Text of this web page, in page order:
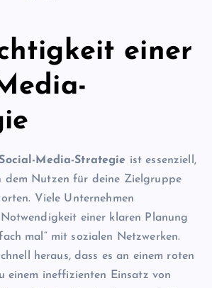
einer
Media-Strategie ist essenziell,
dem Nutzen für deine Zielgruppe
Viele Unternehmen
einer klaren Planung
mal“ mit sozialen Netzwerken.
heraus, dass es an einem roten
einem ineffizienten Einsatz von